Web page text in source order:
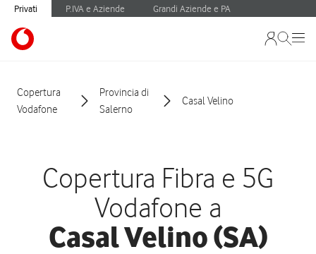
Privati P.IVA e Aziende Grandi Aziende e PA
Copertura
Vodafone
Provincia di
Salerno
Casal Velino
Copertura Fibra e 5G
Vodafone a
Casal Velino (SA)